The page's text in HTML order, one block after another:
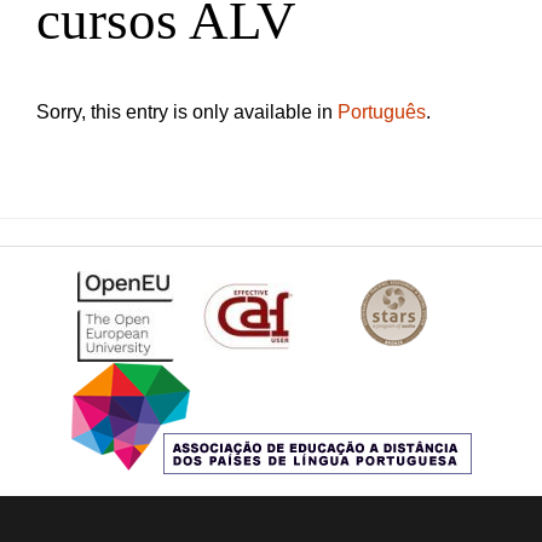
cursos ALV
Sorry, this entry is only available in Português.